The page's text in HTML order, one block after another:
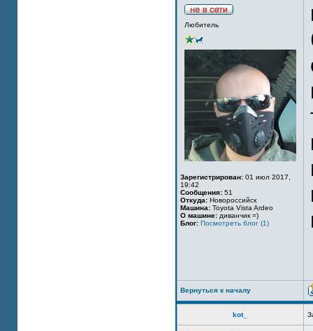
Любитель
Зарегистрирован: 01 июл 2017,
19:42
Сообщения: 51
Откуда: Новороссийск
Машина: Toyota Vista Ardeo
О машине: диванчик =)
Блог: Посмотреть блог (1)
Вернуться к началу
kot_